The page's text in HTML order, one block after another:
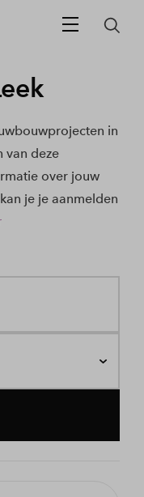
in
van deze
over jouw
je je aanmelden